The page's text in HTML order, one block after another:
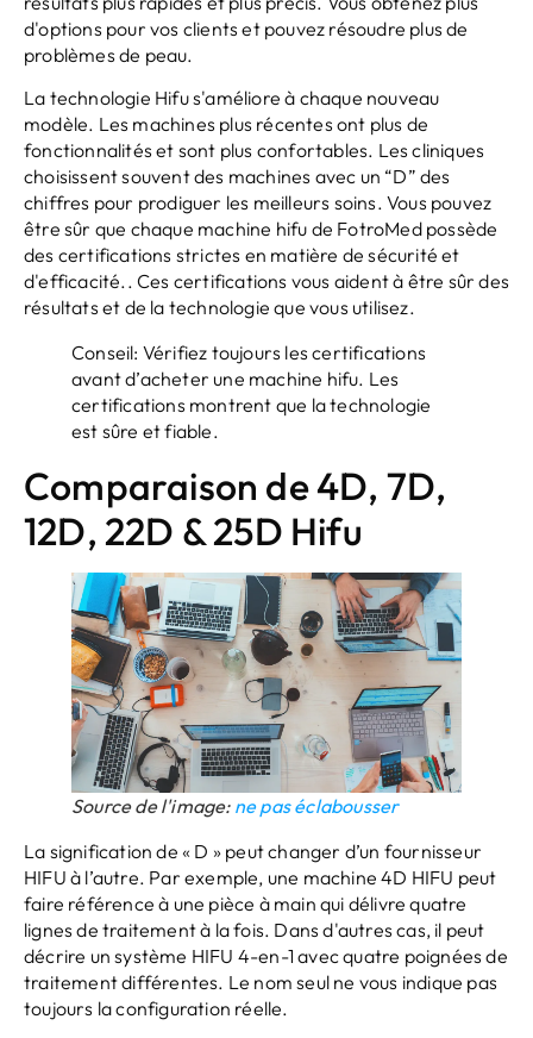
d'options pour vos clients et pouvez résoudre plus de
problèmes de peau.
La technologie Hifu s'améliore à chaque nouveau
modèle. Les machines plus récentes ont plus de
fonctionnalités et sont plus confortables. Les cliniques
choisissent souvent des machines avec un “D” des
chiffres pour prodiguer les meilleurs soins. Vous pouvez
être sûr que chaque machine hifu de FotroMed possède
des certifications strictes en matière de sécurité et
d'efficacité.. Ces certifications vous aident à être sûr des
résultats et de la technologie que vous utilisez.
Conseil: Vérifiez toujours les certifications
avant d’acheter une machine hifu. Les
certifications montrent que la technologie
est sûre et fiable.
Comparaison de 4D, 7D,
12D, 22D & 25D Hifu
Source de l'image: ne pas éclabousser
La signification de « D » peut changer d’un fournisseur
HIFU à l’autre. Par exemple, une machine 4D HIFU peut
faire référence à une pièce à main qui délivre quatre
lignes de traitement à la fois. Dans d'autres cas, il peut
décrire un système HIFU 4-en-1 avec quatre poignées de
traitement différentes. Le nom seul ne vous indique pas
toujours la configuration réelle.